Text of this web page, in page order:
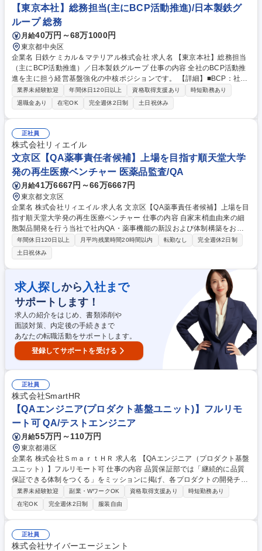
【埼玉 川口】安全管理マネージャー（WHS Manager/3168377）/店長経
験者歓迎
【東京本社】総務担当(主にBCP活動推進)/日本製鉄グ
ループ 総務
月給40万円～68万1000円
東京都中央区
企業名 日鉄ケミカル＆マテリアル株式会社 求人名 【東京本社】総務担当
（主にBCP活動推進）／日本製鉄グループ 仕事の内容 全社のBCP活動推
進を主に担う経営基盤強化の中核ポジションです。 【詳細】■BCP：社員
安否確認システムの運営、各部門BCPの発動訓練とプラン修正などの企画
運営 ※特に注力いただく分野 ■総務（会議体運営、規程管理、組織戦略、
業務改革など） -株主総会、取締役会、経営会議等の特に重要な会議体の
計画的かつ円滑な運営／-会社のルールである規程の策定、定期的維持メ
ンテなど -事業方針・計画に沿った中長期的イノベーション視点での全社
組織戦略の策定／ -将来のDX活動への広がりも視野に入れた業務改革活動
の企画と運営 ■その他（オフィス管理/管財、社内外コミュニケーションツ
ールの企画・運営等） 募集職種 【東京本社】総務担当（主にBCP活動推
進）／日本製鉄グループ
業界未経験歓迎 年間休日120日以上 資格取得支援あり
時短勤務あり
退職金あり
在宅OK 完全週休2日制 土日祝休み
正社員
株式会社リィエイル
文京区【QA薬事責任者候補】上場を目指す順天堂大学
発の再生医療ベンチャー 医薬品監査/QA
月給41万6667円～66万6667円
東京都文京区
企業名 株式会社リィエイル 求人名 文京区【QA薬事責任者候補】上場を目
指す順天堂大学発の再生医療ベンチャー 仕事の内容 自家末梢血由来の細
胞製品開発を行う当社で社内QA・薬事機能の新設および体制構築をお任
せします。外部委託先（CMO）の管理やPMDA対応の内製化強化を牽引す
る将来の責任者候補を募集するポジションです。 ■品質マネジメントシス
テム（品質マニュアル・SOP等）の整備・運用業務 ■製造委託先（CMO）
の品質管理や監査の企画・実施、取り決め事項の締結 ■変更管理・逸脱管
理・CAPAの運用、および治験製品の出荷判定業務■PMDA対応（対面助
言・各種相談・照会事項対応等）および治験届関連業務■治験製品概要書
等の規制関連文書の作成、将来の承認申請向け品質資料の整備 【業務内容
の変更範囲】当社の指定する業務 募集職種 文京区【QA薬事責任者候補】
上場を目指す順天堂大学発の再生医療ベンチャー
年間休日120日以上 月平均残業時間20時間以内 転勤なし
完全週休2日制
土日祝休み
求人探しから 入社まで
サポートします！
求人の紹介をはじめ、書類添削や
面談対策、内定後の手続きまで
あなたの転職活動をサポートします。
登録してサポートを受ける
正社員
株式会社SmartHR
【QAエンジニア(プロダクト基盤ユニット)】フルリモ
ート可 QA/テストエンジニア
月給55万円～110万円
東京都港区
企業名 株式会社ＳｍａｒｔＨＲ 求人名 【QAエンジニア（プロダクト基盤
ユニット）】フルリモート可 仕事の内容 品質保証部では「継続的に品質
保証できる体制をつくる」をミッションに掲げ、各プロダクトの開発チー
ム自らが品質保証できる体制づくりを推進しています。 各プロダクト開発
チームの状況に応じて以下のようなアプローチを行っています。 ■開発チ
ームに参画しプロダクト開発体制を構築 ■開発チームの外から品質保証能
力の獲得支援 ■開発チームの品質保証がより楽になるための施策立案・実
施 【従事すべき業務の変更の範囲：会社の定める業務】 募集職種 【QAエ
ンジニア（プロダクト基盤ユニット）】フルリモート可
業界未経験歓迎 副業・WワークOK 資格取得支援あり
時短勤務あり
在宅OK
完全週休2日制 服装自由
正社員
株式会社サイバーエージェント